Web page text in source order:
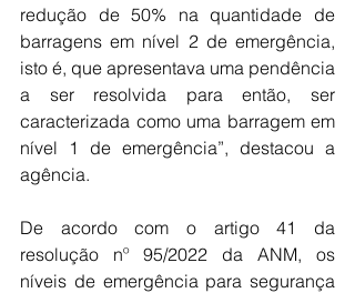
redução de 50% na quantidade de
barragens em nível 2 de emergência,
isto é, que apresentava uma pendência
a ser resolvida para então, ser
caracterizada como uma barragem em
nível 1 de emergência”, destacou a
agência.
De acordo com o artigo 41 da
resolução nº 95/2022 da ANM, os
níveis de emergência para segurança